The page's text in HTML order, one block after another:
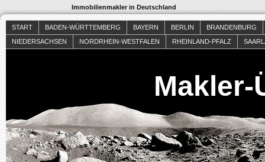
Immobilienmakler in Deutschland
START BADEN-WÜRTTEMBERG BAYERN BERLIN
BRANDENBURG
NIEDERSACHSEN
NORDRHEIN-WESTFALEN RHEINLAND-PFALZ
Makler-